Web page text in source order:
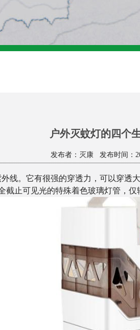
户外灭蚊灯的四个
发布者：灭康 发布时间：
线。它有很强的穿透力，可以穿
止可见光的特殊着色玻璃灯管，